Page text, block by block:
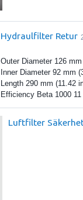
Hydraulfilter Retur
Outer Diameter 126
Inner Diameter 92 mm
Length 290 mm (11.42
Efficiency Beta 1000
Luftfilter